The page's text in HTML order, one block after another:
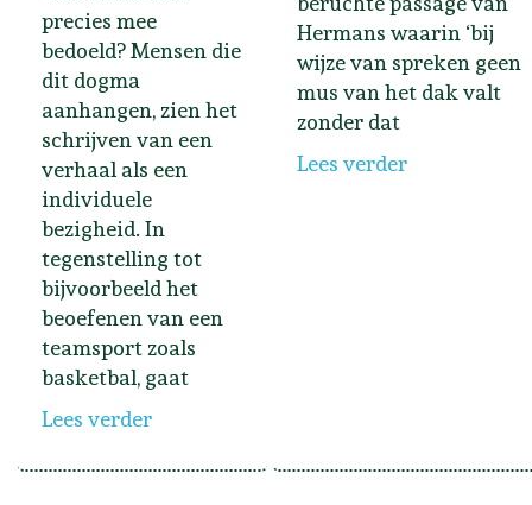
precies mee
bedoeld? Mensen die
dit dogma
aanhangen, zien het
schrijven van een
verhaal als een
individuele
bezigheid. In
tegenstelling tot
bijvoorbeeld het
beoefenen van een
teamsport zoals
basketbal, gaat
Lees verder
Hermans waarin ‘bij
wijze van spreken geen
mus van het dak valt
zonder dat
Lees verder